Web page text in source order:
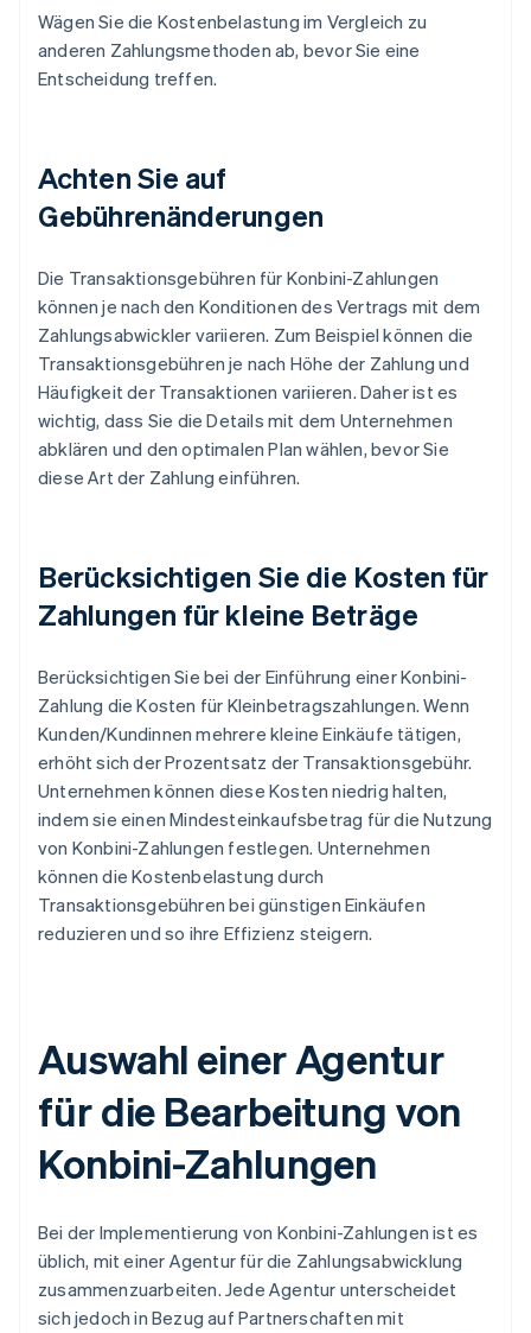
Wägen Sie die Kostenbelastung im Vergleich zu
anderen Zahlungsmethoden ab, bevor Sie eine
Entscheidung treffen.
Achten Sie auf
Gebührenänderungen
Die Transaktionsgebühren für Konbini-Zahlungen
können je nach den Konditionen des Vertrags mit dem
Zahlungsabwickler variieren. Zum Beispiel können die
Transaktionsgebühren je nach Höhe der Zahlung und
Häufigkeit der Transaktionen variieren. Daher ist es
wichtig, dass Sie die Details mit dem Unternehmen
abklären und den optimalen Plan wählen, bevor Sie
diese Art der Zahlung einführen.
Berücksichtigen Sie die Kosten für
Zahlungen für kleine Beträge
Berücksichtigen Sie bei der Einführung einer Konbini-
Zahlung die Kosten für Kleinbetragszahlungen. Wenn
Kunden/Kundinnen mehrere kleine Einkäufe tätigen,
erhöht sich der Prozentsatz der Transaktionsgebühr.
Unternehmen können diese Kosten niedrig halten,
indem sie einen Mindesteinkaufsbetrag für die Nutzung
von Konbini-Zahlungen festlegen. Unternehmen
können die Kostenbelastung durch
Transaktionsgebühren bei günstigen Einkäufen
reduzieren und so ihre Effizienz steigern.
Auswahl einer Agentur
für die Bearbeitung von
Konbini-Zahlungen
Bei der Implementierung von Konbini-Zahlungen ist es
üblich, mit einer Agentur für die Zahlungsabwicklung
zusammenzuarbeiten. Jede Agentur unterscheidet
sich jedoch in Bezug auf Partnerschaften mit